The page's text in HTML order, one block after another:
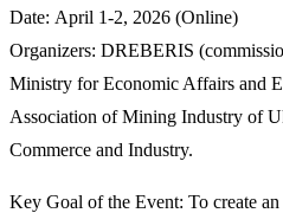
Date: April 1-2, 2026 (Online)
Organizers: DREBERIS
Ministry for Economic Affairs and
Association of Mining Industry of
Commerce and Industry.
Key Goal of the Event: To create